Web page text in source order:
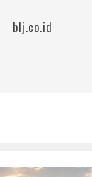
blj.co.id